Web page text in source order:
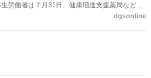
生労働省は７月31日、健康増進支援薬局などに
パブコメを開始した。受診勧奨を行った後に、
dgsonline